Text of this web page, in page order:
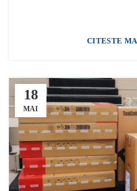
CITESTE
18
MAI